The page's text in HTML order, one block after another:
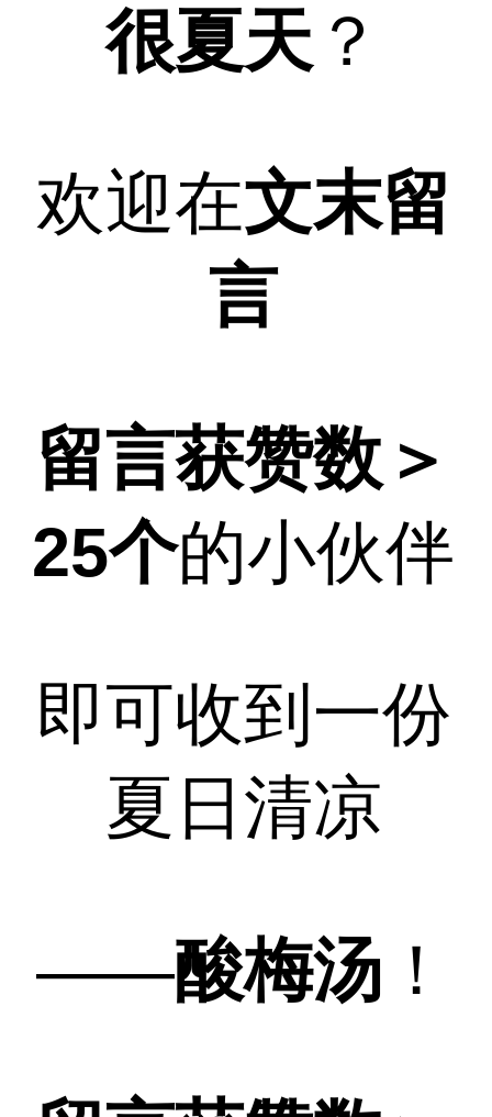
很夏天 ？
欢迎在文末留
言
留言获赞数＞
25个的小伙伴
即可收到一份
夏日清凉
——酸梅汤 ！